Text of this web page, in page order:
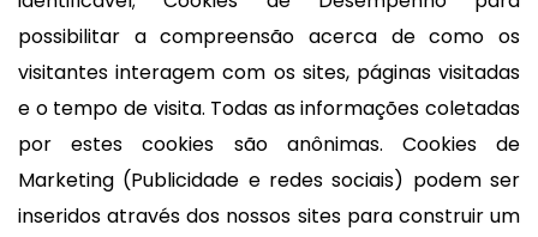
possibilitar a compreensão acerca de como os
visitantes interagem com os sites, páginas visitadas
e o tempo de visita. Todas as informações coletadas
por estes cookies são anônimas. Cookies de
Marketing (Publicidade e redes sociais) podem ser
inseridos através dos nossos sites para construir um